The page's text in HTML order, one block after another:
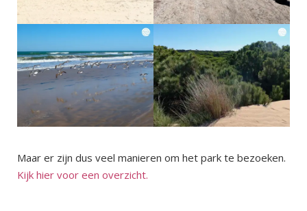
Maar er zijn dus veel manieren om het park te bezoeken.
Kijk hier voor een overzicht.